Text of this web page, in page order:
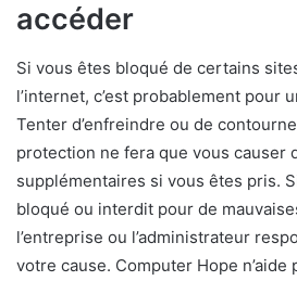
accéder
Si vous êtes bloqué de certains
l’internet, c’est probablement pour
Tenter d’enfreindre ou de
protection ne fera que vous causer
supplémentaires si vous êtes pris.
bloqué ou interdit pour de
l’entreprise ou l’administrateur
votre cause. Computer Hope n’aide